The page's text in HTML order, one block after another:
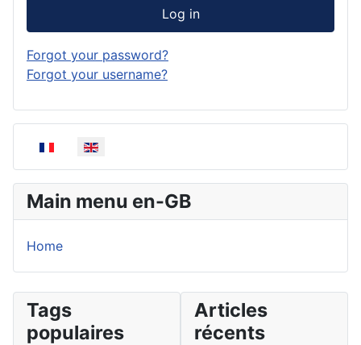
Log in
Forgot your password?
Forgot your username?
Select your language
Main menu en-GB
Home
Tags
populaires
Articles
récents